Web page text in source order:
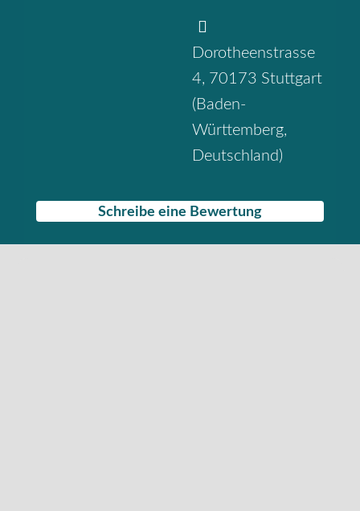
Dorotheenstrasse
4, 70173 Stuttgart
( Baden-
Württemberg,
Deutschland)
Schreibe eine Bewertung